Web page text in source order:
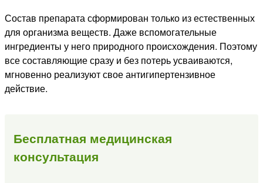
Состав препарата сформирован только из естественных
для организма веществ. Даже вспомогательные
ингредиенты у него природного происхождения. Поэтому
все составляющие сразу и без потерь усваиваются,
мгновенно реализуют свое антигипертензивное
действие.
Бесплатная медицинская
консультация